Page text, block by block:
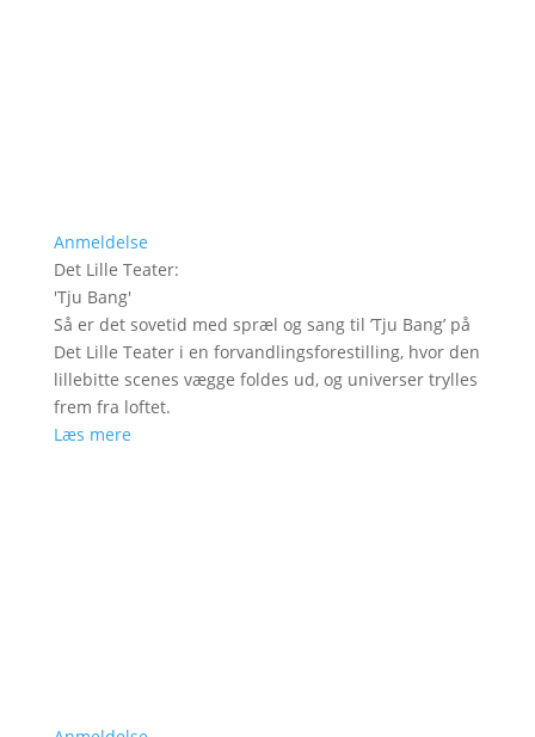
Anmeldelse
Det Lille Teater:
'Tju Bang'
Så er det sovetid med spræl og sang til ’Tju Bang’ på
Det Lille Teater i en forvandlingsforestilling, hvor den
lillebitte scenes vægge foldes ud, og universer trylles
frem fra loftet.
Læs mere